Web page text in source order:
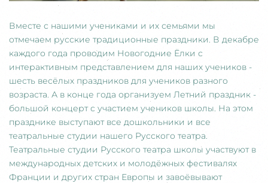
Вместе с нашими учениками и их семьями мы
отмечаем русские традиционные праздники. В декабре
каждого года проводим Новогодние Ёлки с
интерактивным представлением для наших учеников -
шесть весёлых праздников для учеников разного
возраста. А в конце года организуем Летний праздник -
большой концерт с участием учеников школы. На этом
празднике выступают все дошкольники и все
театральные студии нашего Русского театра.
Театральные студии Русского театра школы участвуют в
международных детских и молодёжных фестивалях
Франции и других стран Европы и завоёвывают